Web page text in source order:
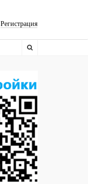
Регистрация